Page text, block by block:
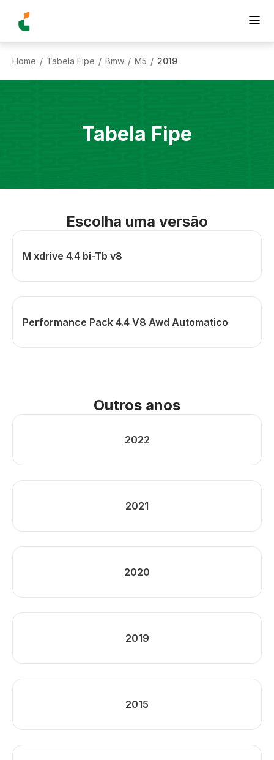
Home / Tabela Fipe / Bmw / M5 / 2019
Tabela Fipe
Escolha uma versão
M xdrive 4.4 bi-Tb v8
Performance Pack 4.4 V8 Awd Automatico
Outros anos
2022
2021
2020
2019
2015